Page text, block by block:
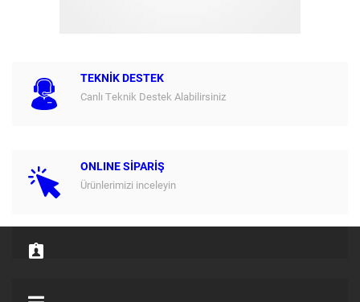
TEKNİK DESTEK
Canlı Teknik Destek Alabilirsiniz
ONLINE SİPARİŞ
Ürünlerimizi inceleyin